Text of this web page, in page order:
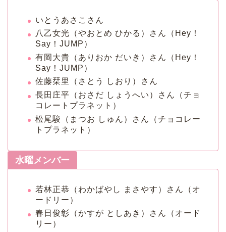
いとうあさこさん
八乙女光（やおとめ ひかる）さん（Hey！
Say！JUMP）
有岡大貴（ありおか だいき）さん（Hey！
Say！JUMP）
佐藤栞里（さとう しおり）さん
長田庄平（おさだ しょうへい）さん（チョ
コレートプラネット）
松尾駿（まつお しゅん）さん（チョコレー
トプラネット）
水曜メンバー
若林正恭（わかばやし まさやす）さん（オ
ードリー）
春日俊彰（かすが としあき）さん（オード
リー）